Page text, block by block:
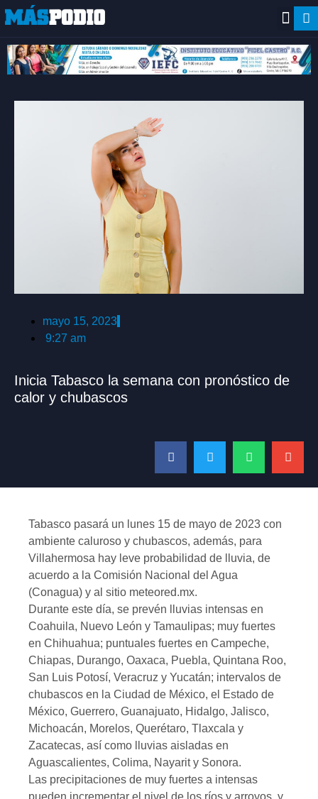
mayo 15, 2023
9:27 am
Inicia Tabasco la semana con pronóstico de
calor y chubascos
Tabasco pasará un lunes 15 de mayo de 2023 con
ambiente caluroso y chubascos, además, para
Villahermosa hay leve probabilidad de lluvia, de
acuerdo a la Comisión Nacional del Agua
(Conagua) y al sitio meteored.mx.
Durante este día, se prevén lluvias intensas en
Coahuila, Nuevo León y Tamaulipas; muy fuertes
en Chihuahua; puntuales fuertes en Campeche,
Chiapas, Durango, Oaxaca, Puebla, Quintana Roo,
San Luis Potosí, Veracruz y Yucatán; intervalos de
chubascos en la Ciudad de México, el Estado de
México, Guerrero, Guanajuato, Hidalgo, Jalisco,
Michoacán, Morelos, Querétaro, Tlaxcala y
Zacatecas, así como lluvias aisladas en
Aguascalientes, Colima, Nayarit y Sonora.
Las precipitaciones de muy fuertes a intensas
pueden incrementar el nivel de los ríos y arroyos, y